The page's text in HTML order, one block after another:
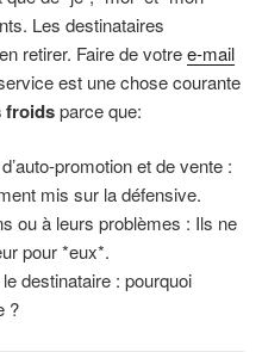
Les destinataires
retirer. Faire de votree-mail
est une chose courante
froidsparce que:
promotion et de vente :
mis sur la défensive.
ou à leurs problèmes : Ils ne
pour *eux*.
destinataire : pourquoi
?